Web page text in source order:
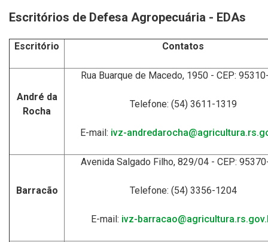
Escritórios de Defesa Agropecuária - EDAs
Escritório Contatos
André da
Rocha
Rua Buarque de Macedo, 1950 - CEP:
Telefone: (54) 3611-1319
E-mail: ivz-
Barracão
Avenida Salgado Filho, 829/04 - CEP:
Telefone: (54) 3356-1204
E-mail: ivz-